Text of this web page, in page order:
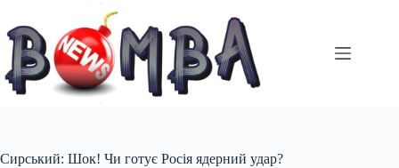
вмісту
Сирський: Шок! Чи готує Росія ядерний удар?